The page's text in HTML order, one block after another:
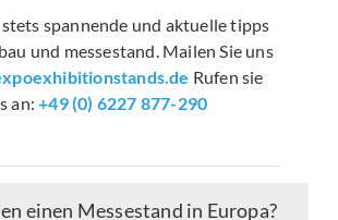
spannende und aktuelle tipps
und messestand. Mailen Sie uns
Rufen sie
an:+49 (0) 6227 877-290
einen Messestand in Europa?